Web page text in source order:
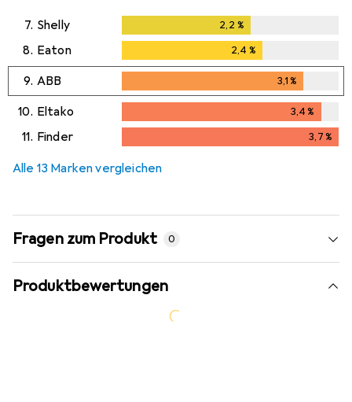
7. Shelly 2,2 %
8. Eaton 2,4 %
9. ABB 3,1%
10. Eltako 3,4%
3,4%
11. Finder 3,7%
Alle 13 Marken vergleichen
Fragen zum Produkt 0
Produktbewertungen